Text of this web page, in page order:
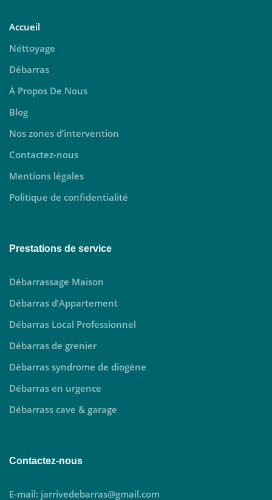
Accueil
Néttoyage
Débarras
À Propos De Nous
Blog
Nos zones d’intervention
Contactez-nous
Mentions légales
Politique de confidentialité
Prestations de service
Débarrassage Maison
Débarras d’Appartement
Débarras Local Professionnel
Débarras de grenier
Débarras syndrome de diogène
Débarras en urgence
Débarrass cave & garage
Contactez-nous
E-mail: jarrivedebarras@gmail.com